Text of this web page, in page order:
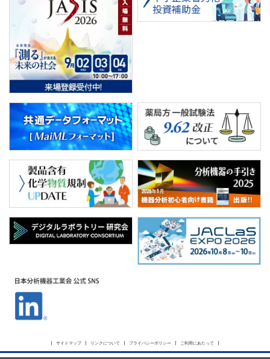
サイトマップ リンクについて プライバシーポリシー ご利用にあたって